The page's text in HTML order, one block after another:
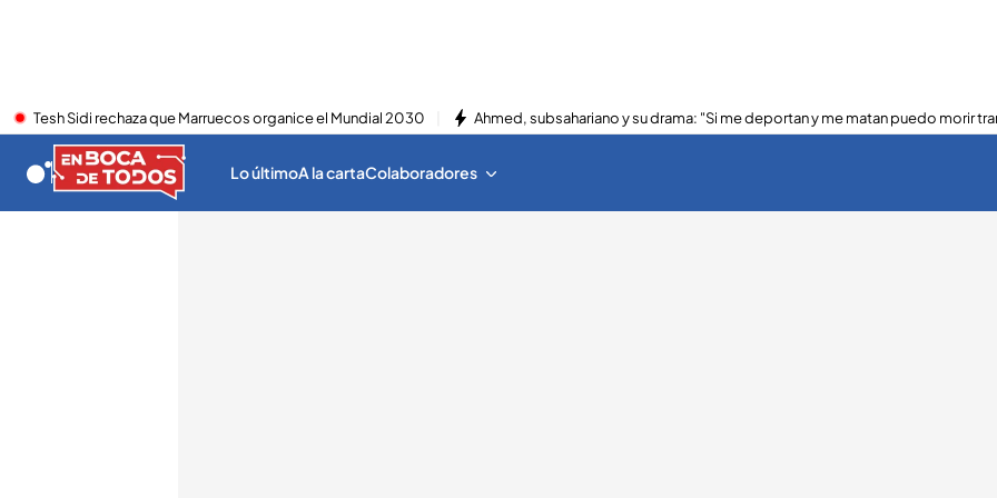
Tesh Sidi rechaza que Marruecos organice el Mundial 2030 Ahmed, subsahariano y su drama: "Si me deportan y me matan puedo morir
Lo últimoA la cartaColaboradores